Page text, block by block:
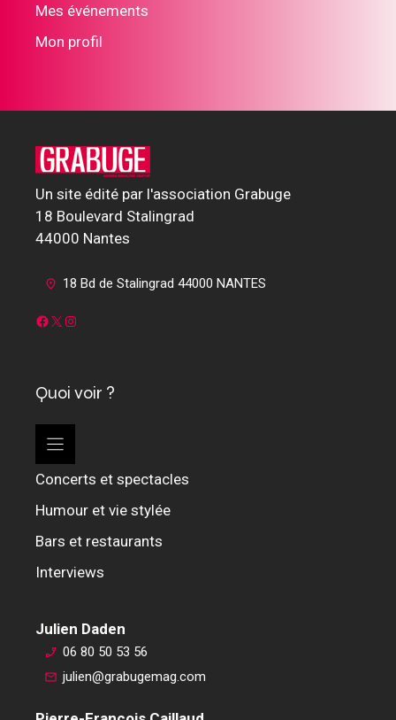
Mes événements
Mon profil
Un site édité par l'association Grabuge
18 Boulevard Stalingrad
44000 Nantes
18 Bd de Stalingrad 44000 NANTES
Facebook
X Instagram
Quoi voir ?
Concerts et spectacles
Humour et vie stylée
Bars et restaurants
Interviews
Julien Daden
06 80 50 53 56
julien@grabugemag.com